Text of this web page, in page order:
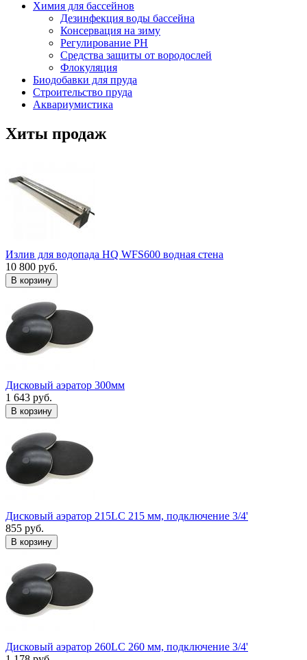
Химия для бассейнов
Дезинфекция воды бассейна
Консервация на зиму
Регулирование PH
Средства защиты от вородослей
Флокуляция
Биодобавки для пруда
Строительство пруда
Аквариумистика
Хиты продаж
Излив для водопада HQ WFS600 водная стена
10 800 руб.
В корзину
Дисковый аэратор 300мм
1 643 руб.
В корзину
Дисковый аэратор 215LC 215 мм, подключение 3/4'
855 руб.
В корзину
Дисковый аэратор 260LC 260 мм, подключение 3/4'